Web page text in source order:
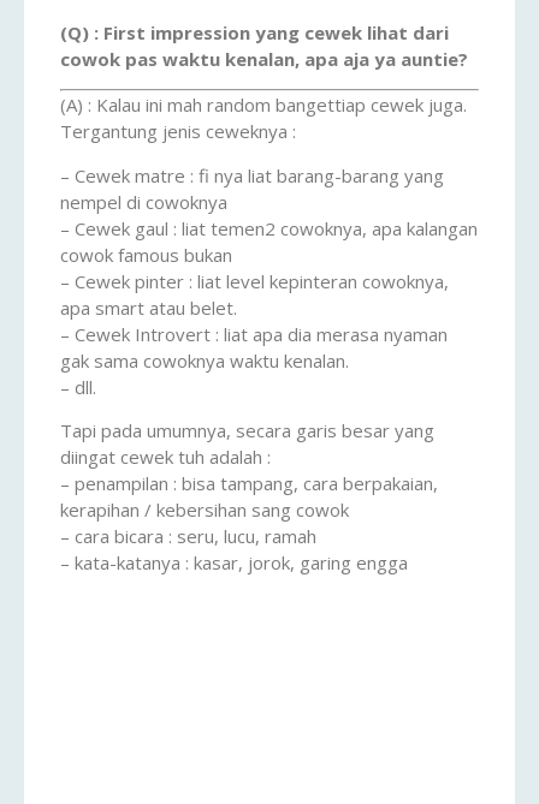
(Q) : First impression yang cewek lihat dari
cowok pas waktu kenalan, apa aja ya auntie?
(A) : Kalau ini mah random bangettiap cewek juga.
Tergantung jenis ceweknya :
– Cewek matre : fi nya liat barang-barang yang
nempel di cowoknya
– Cewek gaul : liat temen2 cowoknya, apa kalangan
cowok famous bukan
– Cewek pinter : liat level kepinteran cowoknya,
apa smart atau belet.
– Cewek Introvert : liat apa dia merasa nyaman
gak sama cowoknya waktu kenalan.
– dll.
Tapi pada umumnya, secara garis besar yang
diingat cewek tuh adalah :
– penampilan : bisa tampang, cara berpakaian,
kerapihan / kebersihan sang cowok
– cara bicara : seru, lucu, ramah
– kata-katanya : kasar, jorok, garing engga